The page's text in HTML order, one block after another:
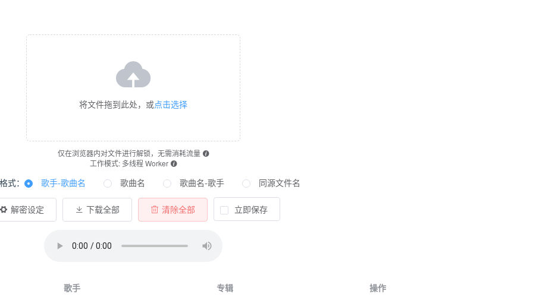
将文件拖到此处，或点击选择
仅在浏览器内对文件进行解锁，无需消耗流量
工作模式: 多线程 Worker
式： 歌手-歌曲名 歌曲名 歌曲名-歌手 同源文件名
解密设定 下载全部 清除全部 立即保存
歌手 专辑 操作